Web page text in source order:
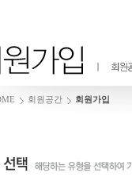
회원공간 회원가입